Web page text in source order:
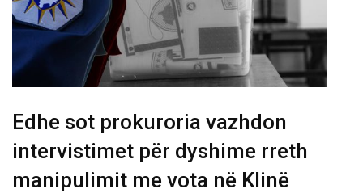
Edhe sot prokuroria vazhdon
intervistimet për dyshime rreth
manipulimit me vota në Klinë